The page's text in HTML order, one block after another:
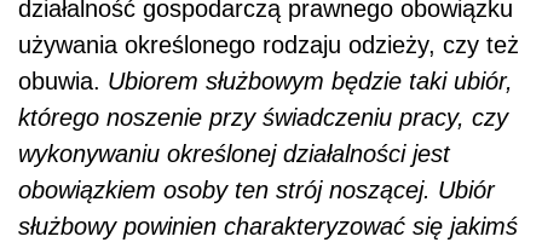
działalność gospodarczą prawnego obowiązku
używania określonego rodzaju odzieży, czy też
obuwia. Ubiorem służbowym będzie taki ubiór,
którego noszenie przy świadczeniu pracy, czy
wykonywaniu określonej działalności jest
obowiązkiem osoby ten strój noszącej. Ubiór
służbowy powinien charakteryzować się jakimś